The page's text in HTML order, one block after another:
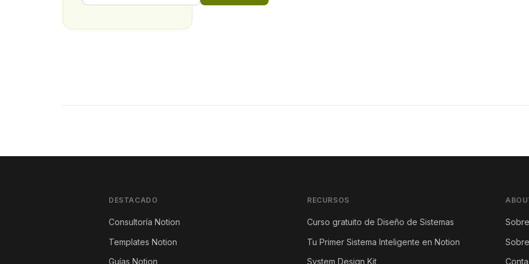
DESTACADO
Consultoría Notion
Templates Notion
Guías Notion
RECURSOS
Curso gratuito de Diseño de Sistemas
Tu Primer Sistema Inteligente en Notion
System Design Kit